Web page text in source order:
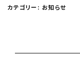
カテゴリー: お知らせ